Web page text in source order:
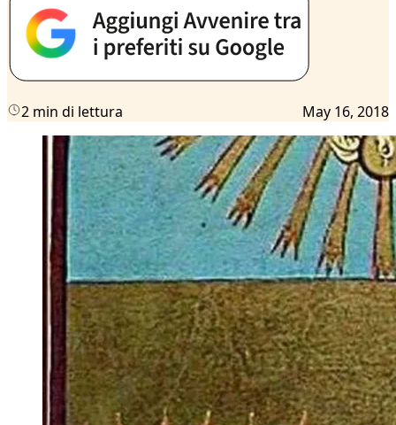
2 min di lettura May 16, 2018